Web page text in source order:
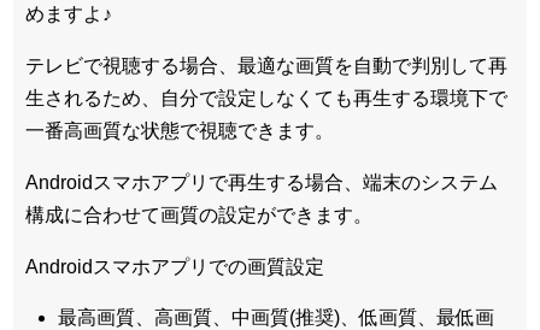
めますよ♪
テレビで視聴する場合、最適な画質を自動で判別して再
生されるため、
自分で設定しなくても再生する環境下で
一番高画質な状態で視聴できます。
Androidスマホアプリで再生する場合、端末のシステム
構成に合わせて画質の設定ができます。
Androidスマホアプリでの画質設定
最高画質、高画質、中画質(推奨)、低画質、最低画